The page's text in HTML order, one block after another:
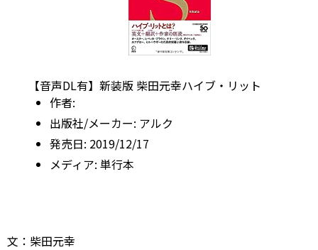
【音声DL有】新装版 柴田元幸ハイブ・リット
作者:
出版社/メーカー: アルク
発売日: 2019/12/17
メディア: 単行本
文：柴田元幸